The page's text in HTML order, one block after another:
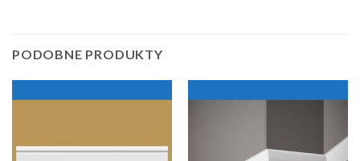
PODOBNE PRODUKTY